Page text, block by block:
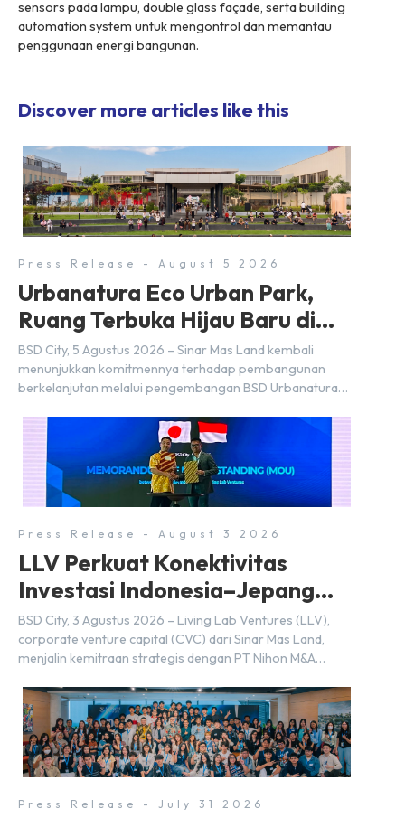
sensors pada lampu, double glass façade, sertabuilding
automation system untuk mengontrol dan memantau
penggunaan energi bangunan.
Discover more articles like this
Press Release - August 5 2026
Urbanatura Eco Urban Park,
Ruang Terbuka Hijau Baru di
BSD City
BSD City, 5 Agustus 2026 – Sinar Mas Land kembali
menunjukkan komitmennya terhadap pembangunan
berkelanjutan melalui pengembangan BSD Urbanatura
dengan jalur sungai sepanjang 1,5 km yang dikelilingi
lanskap tropis rimbun di BSD City yang sebelumnya
dikenal sebagai Green Pathway. Transformasi ini
merupakan bagian dari upaya perusahaan untuk […]
Press Release - August 3 2026
LLV Perkuat Konektivitas
Investasi Indonesia–Jepang
(FDI) pada 2025
BSD City, 3 Agustus 2026 – Living Lab Ventures (LLV),
corporate venture capital (CVC) dari Sinar Mas Land,
menjalin kemitraan strategis dengan PT Nihon M&A
Holdings Inc. Kemitraan tersebut ditandai dengan
penandatanganan Memorandum of Understanding
(MoU) oleh Bayu Seto (Partner at Living Lab Ventures)
dan Kosuke Kawata […]
Press Release - July 31 2026